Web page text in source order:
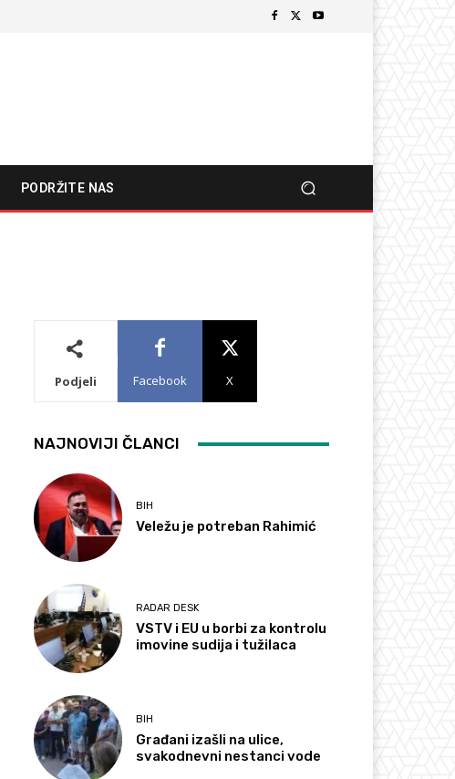
PODRŽITE NAS
Podjeli Facebook X
NAJNOVIJI ČLANCI
BIH
Veležu je potreban Rahimić
RADAR DESK
VSTV i EU u borbi za kontrolu
imovine sudija i tužilaca
BIH
Građani izašli na ulice,
svakodnevni nestanci vode